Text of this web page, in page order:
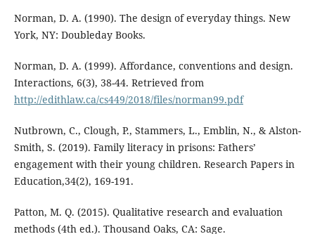
Norman, D. A. (1990). The design of everyday things. New
York, NY: Doubleday Books.
Norman, D. A. (1999). Affordance, conventions and design.
Interactions, 6(3), 38-44. Retrieved from
http://edithlaw.ca/cs449/2018/files/norman99.pdf
Nutbrown, C., Clough, P., Stammers, L., Emblin, N., & Alston-
Smith, S. (2019). Family literacy in prisons: Fathers’
engagement with their young children. Research Papers in
Education,34(2), 169-191.
Patton, M. Q. (2015). Qualitative research and evaluation
methods (4th ed.). Thousand Oaks, CA: Sage.